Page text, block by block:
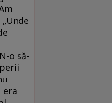
o să-
era